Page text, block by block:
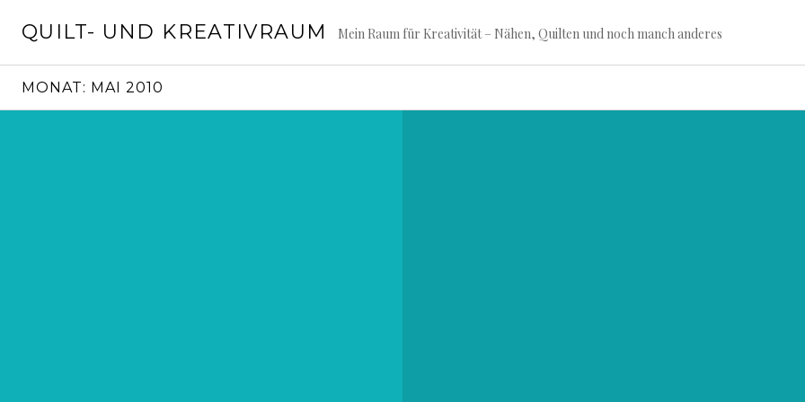
zumQUILT- UND KREATIVRAUM Mein Raum für Kreativität – Nähen, Quilten und noch manch anderes
MONAT: MAI 2010